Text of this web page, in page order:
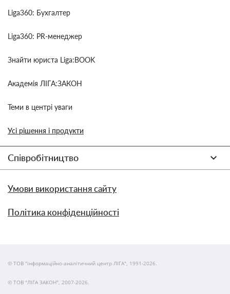
Liga360: Бухгалтер
Liga360: PR-менеджер
Знайти юриста Liga:BOOK
Академія ЛІГА:ЗАКОН
Теми в центрі уваги
Усі рішення і продукти
Співробітництво
Умови використання сайту
Політика конфіденційності
© ТОВ "інформаційно-аналітичний центр ЛІГА", 1991-2026.
© ТОВ "ЛІГА ЗАКОН", 2007-2026.